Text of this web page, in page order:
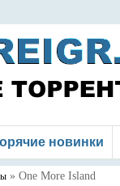
новинки
» One More Island